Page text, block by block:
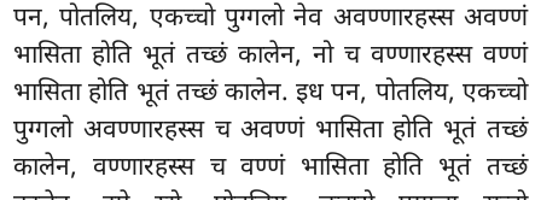
पन, पोतलिय, एकच्चो पुग्गलो नेव अवण्णारहस्स अवण्णं
भासिता होति भूतं तच्छं कालेन, नो च वण्णारहस्स वण्णं
भासिता होति भूतं तच्छं कालेन. इध पन, पोतलिय, एकच्चो
पुग्गलो अवण्णारहस्स च अवण्णं भासिता होति भूतं तच्छं
कालेन, वण्णारहस्स च वण्णं भासिता होति भूतं तच्छं